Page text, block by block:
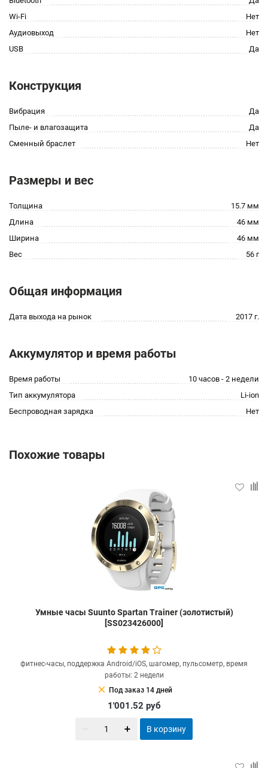
Wi-Fi
Нет
Аудиовыход
Нет
USB
Да
Конструкция
Вибрация
Да
Пыле- и влагозащита
Да
Сменный браслет
Нет
Размеры и вес
Толщина
15.7 мм
Длина
46 мм
Ширина
46 мм
Вес
56 г
Общая информация
Дата выхода на рынок 2017 г.
Аккумулятор и время работы
Время работы
10 часов - 2 недели
Тип аккумулятора
Li-ion
Беспроводная зарядка
Нет
Похожие товары
Умные часы Suunto Spartan Trainer (золотистый)
[SS023426000]
фитнес-часы, поддержка Android/iOS, шагомер, пульсометр, время
работы: 2 недели
clear Под заказ 14 дней
1'001.52 руб
В корзину